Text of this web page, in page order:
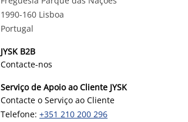
1990-160 Lisboa
Portugal
JYSK B2B
Contacte-nos
Serviço de Apoio ao Cliente JYSK
Contacte o Serviço ao Cliente
Telefone: +351 210 200 296